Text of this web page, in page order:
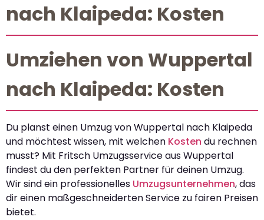
nach Klaipeda: Kosten
Umziehen von Wuppertal
nach Klaipeda: Kosten
Du planst einen Umzug von Wuppertal nach Klaipeda
und möchtest wissen, mit welchen Kosten du rechnen
musst? Mit Fritsch Umzugsservice aus Wuppertal
findest du den perfekten Partner für deinen Umzug.
Wir sind ein professionelles Umzugsunternehmen, das
dir einen maßgeschneiderten Service zu fairen Preisen
bietet.